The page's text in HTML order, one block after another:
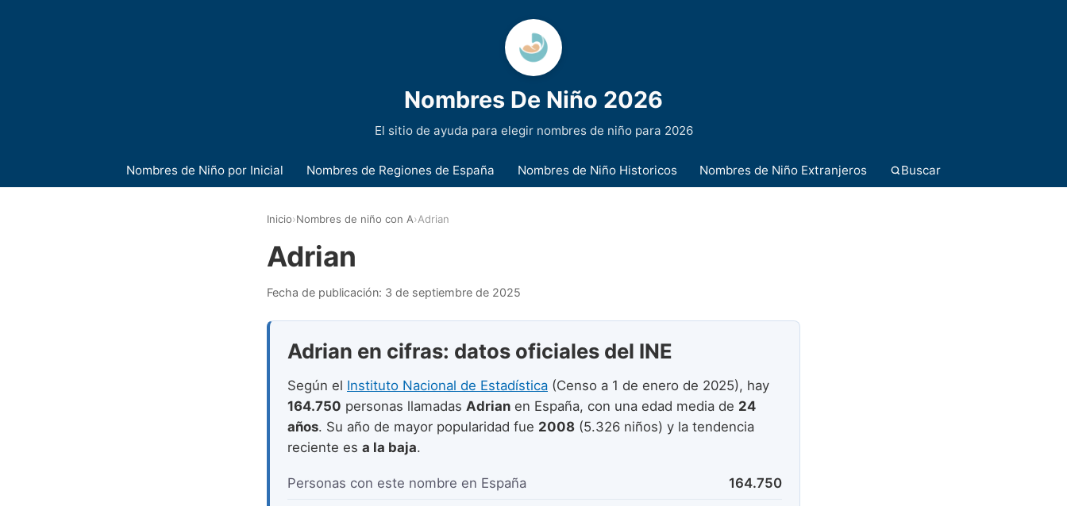
Nombres De Niño 2026
El sitio de ayuda para elegir nombres de niño para 2026
Nombres de Niño por Inicial Nombres de Regiones de España Nombres de Niño Historicos Nombres de Niño Extranjeros Buscar
Inicio›Nombres de niño con A›Adrian
Adrian
Fecha de publicación: 3 de septiembre de 2025
Adrian en cifras: datos oficiales del INE
Según el Instituto Nacional de Estadística (Censo a 1 de enero de 2025), hay
164.750 personas llamadas Adrian en España, con una edad media de 24
años. Su año de mayor popularidad fue 2008 (5.326 niños) y la tendencia
reciente es a la baja.
Personas con este nombre en España 164.750